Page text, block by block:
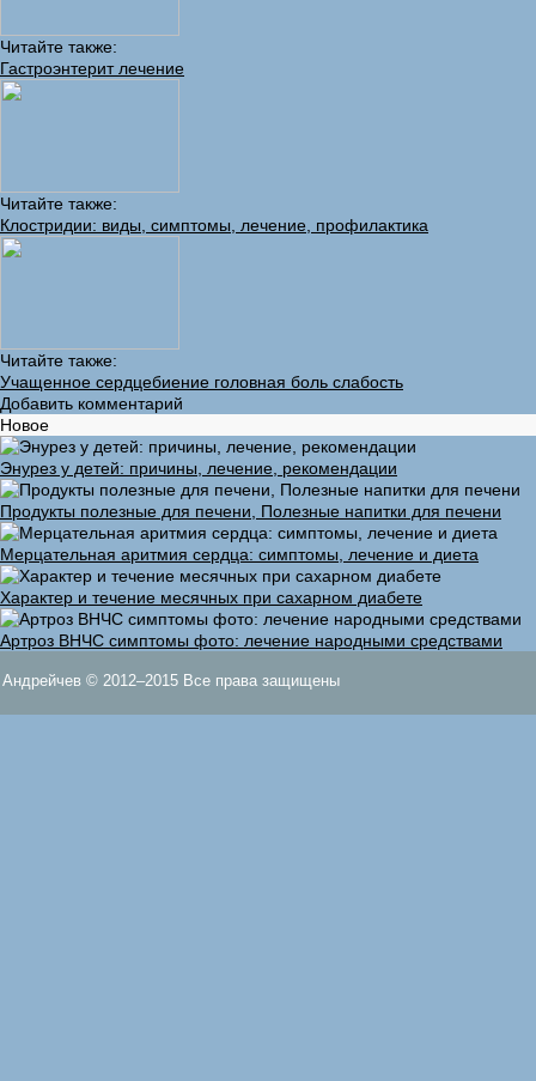
Читайте также:
Гастроэнтерит лечение
Читайте также:
Клостридии: виды, симптомы, лечение, профилактика
Читайте также:
Учащенное сердцебиение головная боль слабость
Добавить комментарий
Новое
Энурез у детей: причины, лечение, рекомендации
Продукты полезные для печени, Полезные напитки для печени
Мерцательная аритмия сердца: симптомы, лечение и диета
Характер и течение месячных при сахарном диабете
Артроз ВНЧС симптомы фото: лечение народными средствами
Андрейчев © 2012–2015 Все права защищены